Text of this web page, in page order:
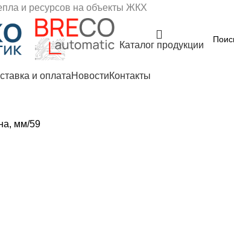
и ресурсов на объекты ЖКХ
Каталог продукции
и оплатаНовостиКонтакты
мм 59